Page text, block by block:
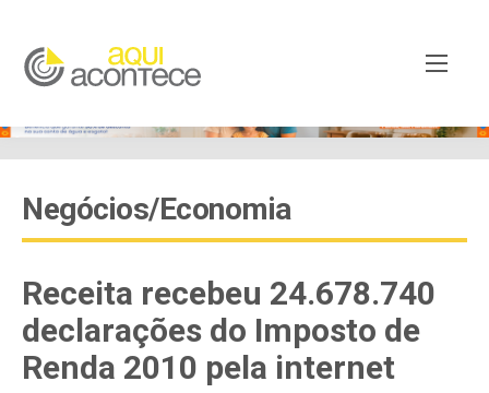
Negócios/Economia
Receita recebeu 24.678.740
declarações do Imposto de
Renda 2010 pela internet